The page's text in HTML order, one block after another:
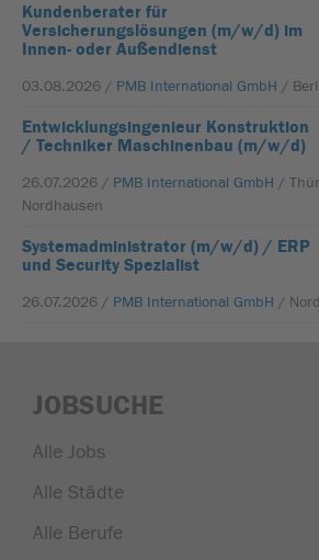
Kundenberater für
Versicherungslösungen (m/w/d) im
Innen- oder Außendienst
03.08.2026 / PMB International GmbH /
Entwicklungsingenieur Konstruktion
/ Techniker Maschinenbau (m/w/d)
26.07.2026 / PMB International GmbH /
Nordhausen
Systemadministrator (m/w/d) / ERP
und Security Spezialist
26.07.2026 / PMB International GmbH /
JOBSUCHE
Alle Jobs
Alle Städte
Alle Berufe